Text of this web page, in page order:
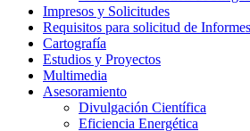
Impresos y Solicitudes
Requisitos para solicitud de
Cartografía
Estudios y Proyectos
Multimedia
Asesoramiento
Divulgación Científica
Eficiencia Energética